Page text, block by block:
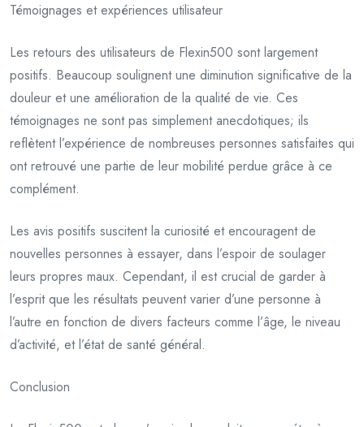
Témoignages et expériences utilisateur
Les retours des utilisateurs de Flexin500 sont largement
positifs. Beaucoup soulignent une diminution significative de la
douleur et une amélioration de la qualité de vie. Ces
témoignages ne sont pas simplement anecdotiques; ils
reflètent l’expérience de nombreuses personnes satisfaites qui
ont retrouvé une partie de leur mobilité perdue grâce à ce
complément.
Les avis positifs suscitent la curiosité et encouragent de
nouvelles personnes à essayer, dans l’espoir de soulager
leurs propres maux. Cependant, il est crucial de garder à
l’esprit que les résultats peuvent varier d’une personne à
l’autre en fonction de divers facteurs comme l’âge, le niveau
d’activité, et l’état de santé général.
Conclusion